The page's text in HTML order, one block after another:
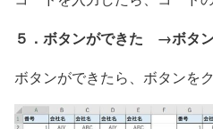
５．ボタンができた →ボタ
ボタンができたら、ボタンを